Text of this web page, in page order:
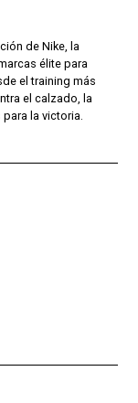
de Nike, la
élite para
el training más
el calzado, la
la victoria.